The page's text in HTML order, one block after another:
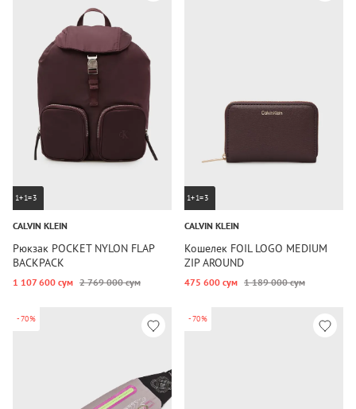
1+1=3
CALVIN KLEIN
Рюкзак POCKET NYLON FLAP
BACKPACK
1 107 600 сум 2 769 000 сум
1+1=3
CALVIN KLEIN
Кошелек FOIL LOGO MEDIUM
ZIP AROUND
475 600 сум 1 189 000 сум
-70% -70%